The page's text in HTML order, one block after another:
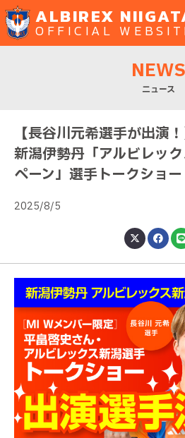
ALBIREX
OFFICIAL
NEWS
ニュース
【長谷川元希選手が出演
新潟伊勢丹「アルビレッ
ペーン」選手トークショー
2025/8/5